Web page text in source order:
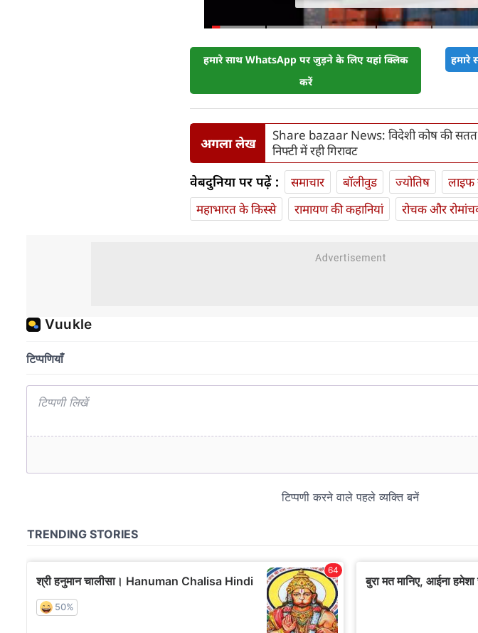
हमारे साथ WhatsApp पर जुड़ने के लिए यहां क्लिक
करें
हमारे
अगला लेख
Share bazaar News: विदेशी कोष की
निफ्टी में रही गिरावट
वेबदुनिया पर पढ़ें : समाचार बॉलीवुड ज्योतिष लाइफ
महाभारत के किस्से
रामायण की कहानियां रोचक और